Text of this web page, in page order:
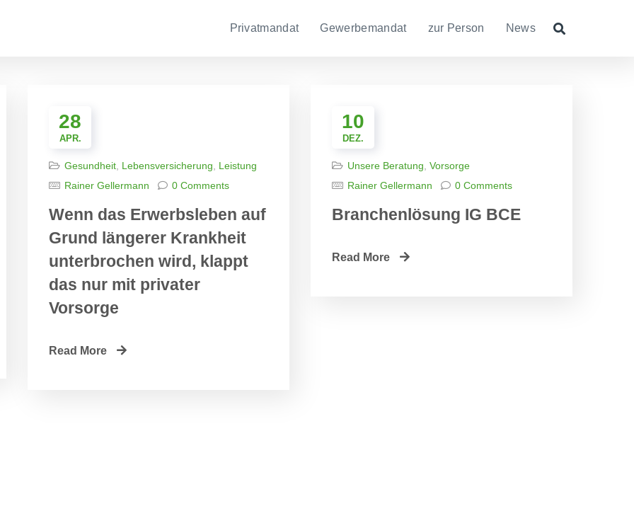
Privatmandat Gewerbemandat zur Person News
28
APR.
Gesundheit, Lebensversicherung, Leistung
Rainer Gellermann
0 Comments
Wenn das Erwerbsleben auf
Grund längerer Krankheit
unterbrochen wird, klappt
das nur mit privater
Vorsorge
Read More
10
DEZ.
Unsere Beratung, Vorsorge
Rainer Gellermann
0 Comments
Branchenlösung IG BCE
Read More